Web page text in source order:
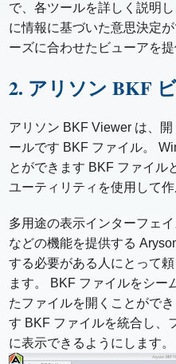
で、各ツールを詳しく説明
に情報に基づいた意思決定
ーズに合わせたビューアを提
2. アリソン BKF
アリソン BKF Viewer は、
ールです BKF ファイル。
とができます BKF ファイル
ユーティリティを使用して作
多用途の表示インターフェ
など​​の機能を提供する
する必要がある人にとって
ます。 BKF ファイルをシー
たファイルを開くことがで
す BKF ファイルを統合し、
に表示できるようにします